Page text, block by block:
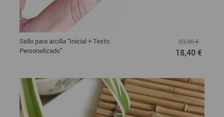
Sello para arcilla "Inicial + Texto
Personalizado"
23,00 €
18,40 €